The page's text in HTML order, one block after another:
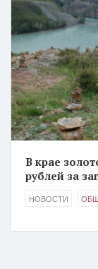
В крае
рублей за
НОВОСТИ